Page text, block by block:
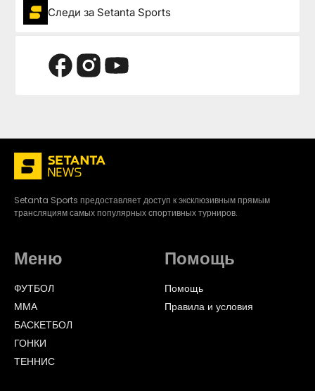
Следи за Setanta Sports
Setanta Sports предоставляет доступ к эксклюзивным прямым
трансляциям самых популярных спортивных турниров.
Меню
ФУТБОЛ
ММА
БАСКЕТБОЛ
ГОНКИ
ТЕННИС
Помощь
Помощь
Правила и условия